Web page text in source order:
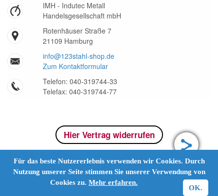
Für das beste Nutzererlebnis verwenden wir Cookies. Durch
Nutzung unserer Seite stimmen Sie unserer Verwendung von
Cookies zu. Mehr erfahren.
OK.
IMH - Indutec Metall
Handelsgesellschaft mbH
Rotenhäuser Straße 7
21109 Hamburg
info@123stahl-shop.de
Zum Kontaktformular
Telefon: 040-319744-33
Telefax: 040-319744-77
Hier Vertrag widerrufen